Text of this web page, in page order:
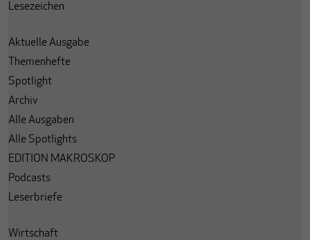
Lesezeichen
Aktuelle Ausgabe
Themenhefte
Spotlight
Archiv
Alle Ausgaben
Alle Spotlights
EDITION MAKROSKOP
Podcasts
Leserbriefe
Wirtschaft